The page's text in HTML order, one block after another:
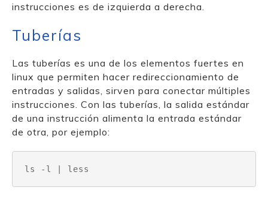
instrucciones es de izquierda a derecha.
Tuberías
Las tuberías es una de los elementos fuertes en
linux que permiten hacer redireccionamiento de
entradas y salidas, sirven para conectar múltiples
instrucciones. Con las tuberías, la salida estándar
de una instrucción alimenta la entrada estándar
de otra, por ejemplo:
ls -l | less